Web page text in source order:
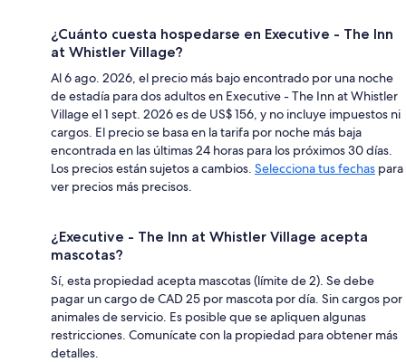
¿Cuánto cuesta hospedarse en Executive - The Inn
at Whistler Village?
Al 6 ago. 2026, el precio más bajo encontrado por una noche
de estadía para dos adultos en Executive - The Inn at Whistler
Village el 1 sept. 2026 es de US$ 156, y no incluye impuestos ni
cargos. El precio se basa en la tarifa por noche más baja
encontrada en las últimas 24 horas para los próximos 30 días.
Los precios están sujetos a cambios. Selecciona tus fechas para
ver precios más precisos.
¿Executive - The Inn at Whistler Village acepta
mascotas?
Sí, esta propiedad acepta mascotas (límite de 2). Se debe
pagar un cargo de CAD 25 por mascota por día. Sin cargos por
animales de servicio. Es posible que se apliquen algunas
restricciones. Comunícate con la propiedad para obtener más
detalles.